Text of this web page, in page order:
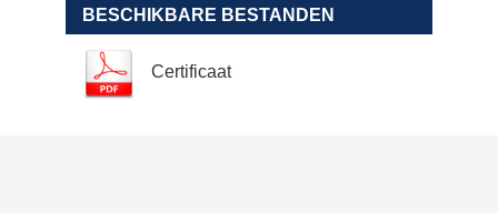
BESCHIKBARE BESTANDEN
Certificaat